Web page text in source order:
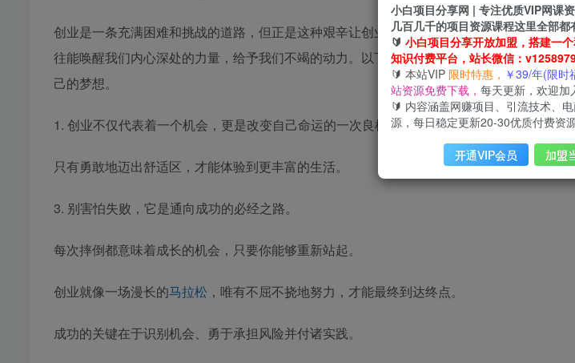
创业是一条充满困难和挑战的道路，但正是这种艰辛让创业者能够实现自己的梦想。在遭遇
往能唤醒我们内心深处的力量，给予我们不竭的动力。以下是20句激励人心的创业名言，让
己的梦想。
1. 创业不仅代表着一个机会，更是改变自己命运的一次良机。
只有勇敢地迈出舒适区，才能体验到更丰富的生活。
3. 别害怕失败，它是通向成功的必经之路。
每次摔倒都意味着成长的机会，只要你能够重新站起。
创业就像一场漫长的马拉松 ，唯有不屈不挠地努力，才能最终到达终点。
成功的关键在于识别机会、勇于承担风险并付诸实践。
小白项目分享网 | 专注优质VIP网课
几百几千的项目资源课程这里全部都
🔰 小白项目分享开放加盟，搭建一
知识付费平台，站长微信：
🔰 本站VIP 限时特惠， ￥39/年(限时
站资源免费下载， 每天更新，欢迎加
🔰 内容涵盖网赚项目、引流技术、
源，每日稳定更新20-30优质付费资
开通VIP会员 加盟